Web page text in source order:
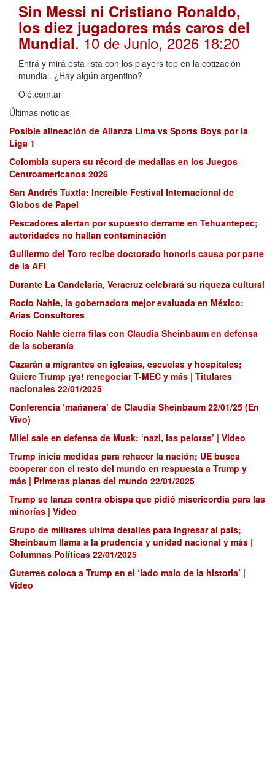
Sin Messi ni Cristiano Ronaldo,
los diez jugadores más caros del
Mundial. 10 de Junio, 2026 18:20
Entrá y mirá esta lista con los players top en la cotización
mundial. ¿Hay algún argentino?
Olé.com.ar
Últimas noticias
Posible alineación de Alianza Lima vs Sports Boys por la
Liga 1
Colombia supera su récord de medallas en los Juegos
Centroamericanos 2026
San Andrés Tuxtla: Increíble Festival Internacional de
Globos de Papel
Pescadores alertan por supuesto derrame en Tehuantepec;
autoridades no hallan contaminación
Guillermo del Toro recibe doctorado honoris causa por parte
de la AFI
Durante La Candelaria, Veracruz celebrará su riqueza cultural
Rocío Nahle, la gobernadora mejor evaluada en México:
Arias Consultores
Rocío Nahle cierra filas con Claudia Sheinbaum en defensa
de la soberanía
Cazarán a migrantes en iglesias, escuelas y hospitales;
Quiere Trump ¡ya! renegociar T-MEC y más | Titulares
nacionales 22/01/2025
Conferencia ‘mañanera’ de Claudia Sheinbaum 22/01/25 (En
Vivo)
Milei sale en defensa de Musk: ‘nazi, las pelotas’ | Video
Trump inicia medidas para rehacer la nación; UE busca
cooperar con el resto del mundo en respuesta a Trump y
más | Primeras planas del mundo 22/01/2025
Trump se lanza contra obispa que pidió misericordia para las
minorías | Video
Grupo de militares ultima detalles para ingresar al país;
Sheinbaum llama a la prudencia y unidad nacional y más |
Columnas Políticas 22/01/2025
Guterres coloca a Trump en el ‘lado malo de la historia’ |
Video